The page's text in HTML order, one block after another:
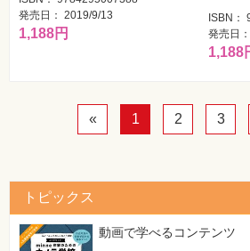
発売日： 2019/9/13
1,188円
ISBN：
発売日
1,188
« 1 2 3
トピックス
動画で学べるコンテンツ